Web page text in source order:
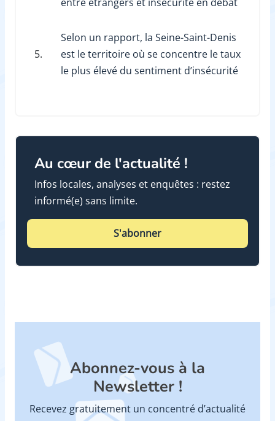
5.
Selon un rapport, la Seine-Saint-Denis
est le territoire où se concentre le taux
le plus élevé du sentiment d’insécurité
Au cœur de l'actualité !
Infos locales, analyses et enquêtes : restez
informé(e) sans limite.
S'abonner
Abonnez-vous à la
Newsletter !
Recevez gratuitement un concentré d’actualité